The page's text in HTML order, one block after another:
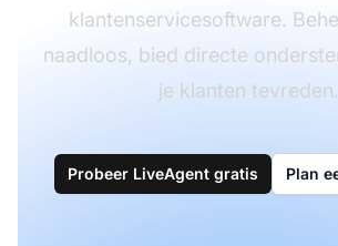
klantenservicesoftware.
naadloos, bied directe
je klanten tevreden.
Probeer LiveAgent gratis Plan